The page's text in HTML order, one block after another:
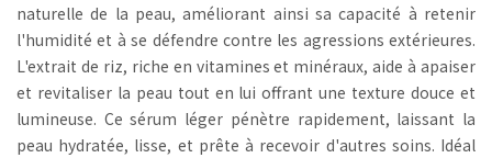
naturelle de la peau, améliorant ainsi sa capacité à retenir
l'humidité et à se défendre contre les agressions extérieures.
L'extrait de riz, riche en vitamines et minéraux, aide à apaiser
et revitaliser la peau tout en lui offrant une texture douce et
lumineuse. Ce sérum léger pénètre rapidement, laissant la
peau hydratée, lisse, et prête à recevoir d'autres soins. Idéal